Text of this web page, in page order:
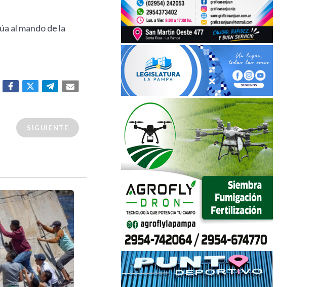
al mando de la
SIGUIENTE